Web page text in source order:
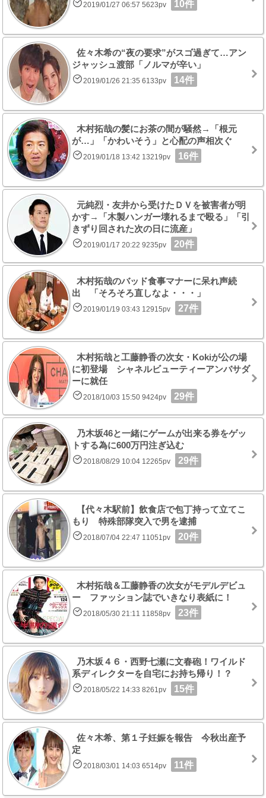
2019/01/27 06:57 5623pv 10件
佐々木希の“夜の要求”がスゴ過ぎて…アン
ジャッシュ渡部「ノルマが辛い」
2019/01/26 21:35 6133pv 14件
木村拓哉の髪にお茶の間が騒然→「根元
が…」「かわいそう」と心配の声相次ぐ
2019/01/18 13:42 13219pv 16件
元純烈・友井から受けたＤＶを被害者が明
かす→「木製ハンガー壊れるまで殴る」「引
きずり回された次の日に流産」
2019/01/17 20:22 9235pv 20件
木村拓哉のバッド食事マナーに呆れ声続
出 「そろそろ直しなよ・・・」
2019/01/19 03:43 12915pv 27件
木村拓哉と工藤静香の次女・Kokiが公の場
に初登場 シャネルビューティーアンバサダ
ーに就任
2018/10/03 15:50 9424pv 29件
乃木坂46と一緒にゲームが出来る券をゲッ
トする為に600万円注ぎ込む
2018/08/29 10:04 12265pv 29件
【代々木駅前】飲食店で包丁持って立てこ
もり 特殊部隊突入で男を逮捕
2018/07/04 22:47 11051pv 20件
木村拓哉＆工藤静香の次女がモデルデビュ
ー ファッション誌でいきなり表紙に！
2018/05/30 21:11 11858pv 23件
乃木坂４６・西野七瀬に文春砲！ワイルド
系ディレクターを自宅にお持ち帰り！？
2018/05/22 14:33 8261pv 15件
佐々木希、第１子妊娠を報告 今秋出産予
定
2018/03/01 14:03 6514pv 11件